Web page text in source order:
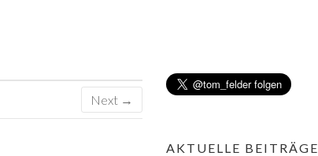
Next →
AKTUELLE BEITRÄGE